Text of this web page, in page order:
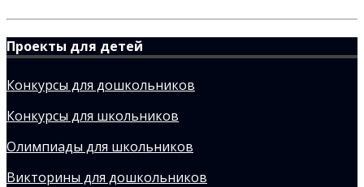
Проекты для детей
Конкурсы для дошкольников
Конкурсы для школьников
Олимпиады для школьников
Викторины для дошкольников